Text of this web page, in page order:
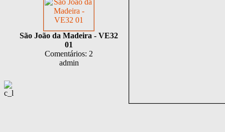
São João da Madeira - VE32
01
Comentários: 2
admin